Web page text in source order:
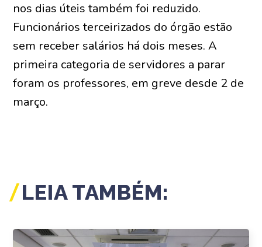
nos dias úteis também foi reduzido.
Funcionários terceirizados do órgão estão
sem receber salários há dois meses. A
primeira categoria de servidores a parar
foram os professores, em greve desde 2 de
março.
LEIA TAMBÉM: